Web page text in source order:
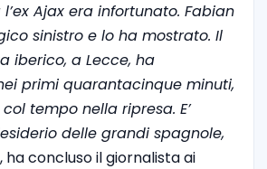
Ajax era infortunato. Fabian
sinistro e lo ha mostrato. Il
iberico, a Lecce, ha
primi quarantacinque minuti,
tempo nella ripresa. E’
delle grandi spagnole,
ha concluso il giornalista ai